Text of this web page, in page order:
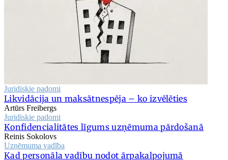
Juridiskie padomi
Likvidācija un maksātnespēja – ko izvēlēties
Artūrs Freibergs
Juridiskie padomi
Konfidencialitātes līgums uzņēmuma pārdošanā
Reinis Sokolovs
Uzņēmuma vadība
Kad personāla vadību nodot ārpakalpojumā